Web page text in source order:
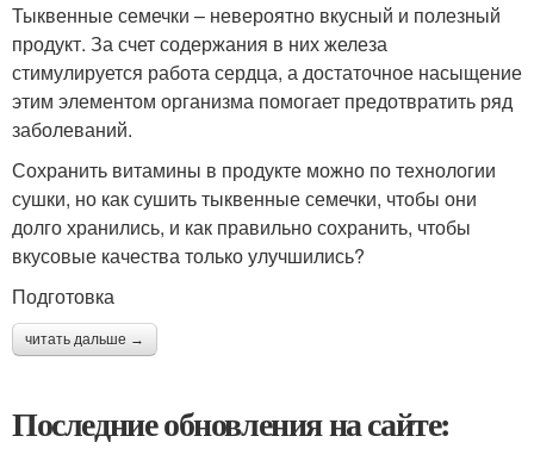
Тыквенные семечки – невероятно вкусный и полезный
продукт. За счет содержания в них железа
стимулируется работа сердца, а достаточное насыщение
этим элементом организма помогает предотвратить ряд
заболеваний.
Сохранить витамины в продукте можно по технологии
сушки, но как сушить тыквенные семечки, чтобы они
долго хранились, и как правильно сохранить, чтобы
вкусовые качества только улучшились?
Подготовка
читать дальше →
Последние обновления на сайте: